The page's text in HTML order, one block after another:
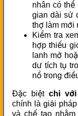
nhân có
gian dài sử
thợ làm mới
Kiểm tra
hợp thiếu
lanh mở
dư tích tụ
nổ trong
Đặc biệt chỉ với
chính là giải
và chế tạo